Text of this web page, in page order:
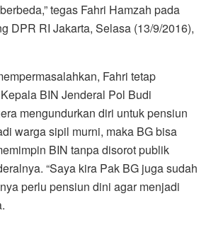
tegas Fahri Hamzah pada
DPR RI Jakarta, Selasa (13/9/2016),
Fahri tetap
BIN Jenderal Pol Budi
mengundurkan diri untuk pensiun
warga sipil murni, maka BG bisa
BIN tanpa disorot publik
“Saya kira Pak BG juga sudah
perlu pensiun dini agar menjadi